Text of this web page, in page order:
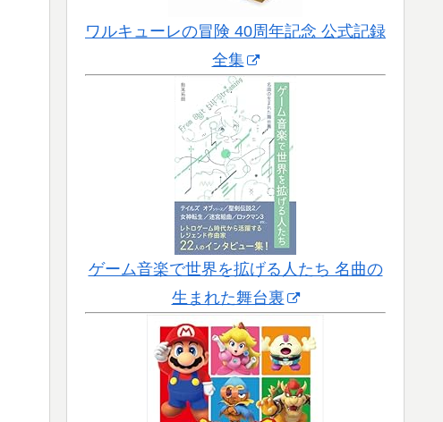
ワルキューレの冒険 40周年記念 公式記録
全集
ゲーム音楽で世界を拡げる人たち 名曲の
生まれた舞台裏